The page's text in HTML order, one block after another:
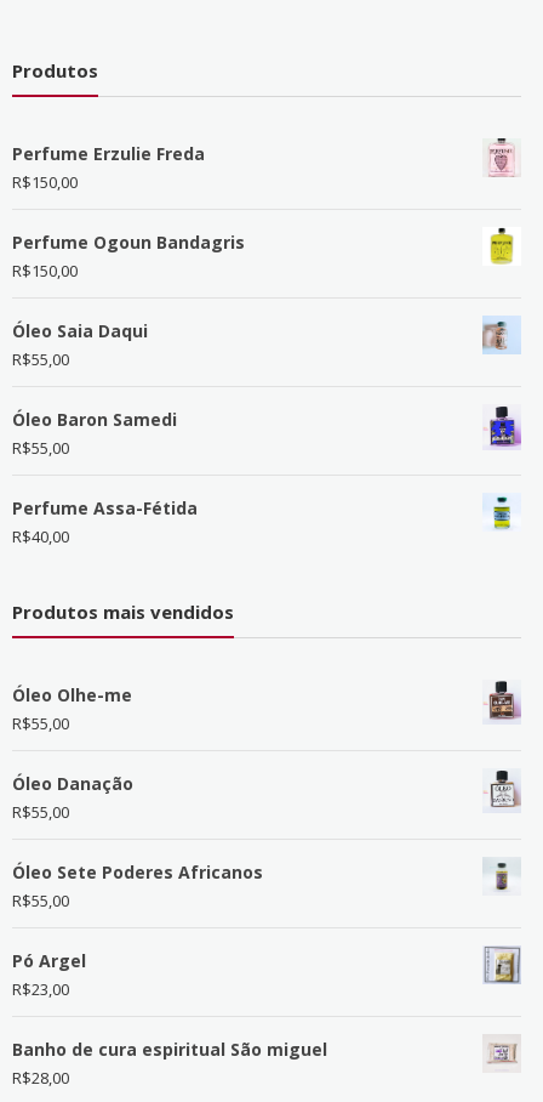
Produtos
Perfume Erzulie Freda
R$150,00
Perfume Ogoun Bandagris
R$150,00
Óleo Saia Daqui
R$55,00
Óleo Baron Samedi
R$55,00
Perfume Assa-Fétida
R$40,00
Produtos mais vendidos
Óleo Olhe-me
R$55,00
Óleo Danação
R$55,00
Óleo Sete Poderes Africanos
R$55,00
Pó Argel
R$23,00
Banho de cura espiritual São miguel
R$28,00